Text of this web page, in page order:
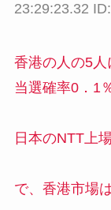
23:29:23.32
香港の人の5人
当選確率0．1
日本のNTT上
で、香港市場